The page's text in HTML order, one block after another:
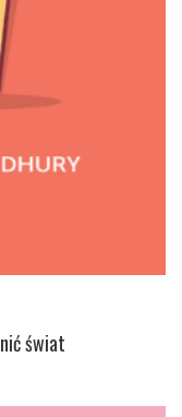
świat